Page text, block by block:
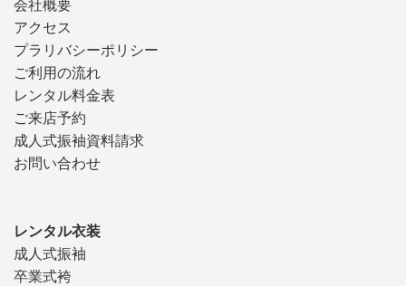
会社概要
アクセス
プラリバシーポリシー
ご利用の流れ
レンタル料金表
ご来店予約
成人式振袖資料請求
お問い合わせ
レンタル衣装
成人式振袖
卒業式袴